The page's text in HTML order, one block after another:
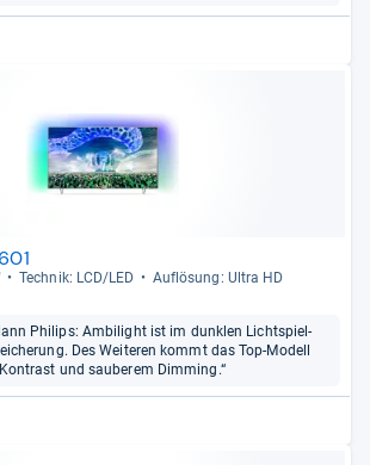
Tech­nik: LCD/LED Auf­lö­sung: Ultra HD
Philips: Ambilight ist im dunklen Lichtspiel-
Des Weiteren kommt das Top-Modell
und sauberem Dimming.“